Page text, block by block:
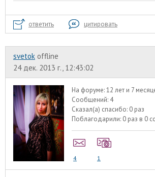
ответить цитировать
svetok offline
24 дек. 2013 г., 12:43:02
На форуме:12 лет и 7
Сообщений: 4
Сказал(а) спасибо: 0 раз
Поблагодарили: 0 раз в 0
4 1